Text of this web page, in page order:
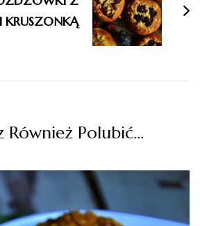
Również Polubić…